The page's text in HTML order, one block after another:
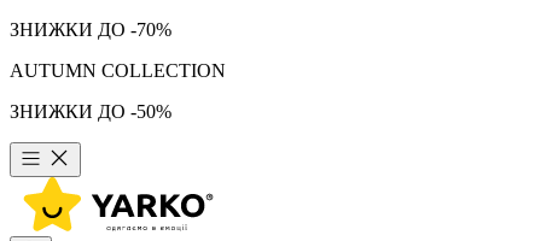
ЗНИЖКИ ДО -70%
AUTUMN COLLECTION
ЗНИЖКИ ДО -50%